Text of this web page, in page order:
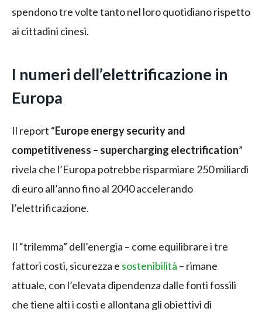
spendono tre volte tanto nel loro quotidiano rispetto
ai cittadini cinesi.
I numeri dell’elettrificazione in
Europa
Il report “Europe energy security and
competitiveness – supercharging electrification”
rivela che l’Europa potrebbe risparmiare 250 miliardi
di euro all’anno fino al 2040 accelerando
l’elettrificazione.
Il “trilemma” dell’energia – come equilibrare i tre
fattori costi, sicurezza e sostenibilità – rimane
attuale, con l’elevata dipendenza dalle fonti fossili
che tiene alti i costi e allontana gli obiettivi di